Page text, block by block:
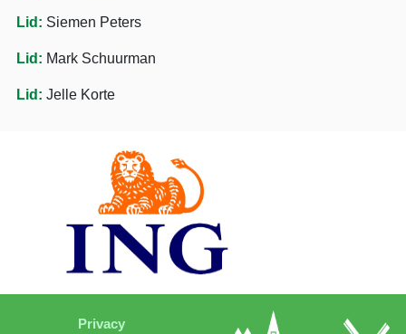
Lid: Siemen Peters
Lid: Mark Schuurman
Lid: Jelle Korte
Privacy